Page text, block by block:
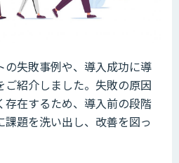
失敗事例や、導入成功に導
ご紹介しました。失敗の原因
存在するため、導入前の段階
題を洗い出し、改善を図っ